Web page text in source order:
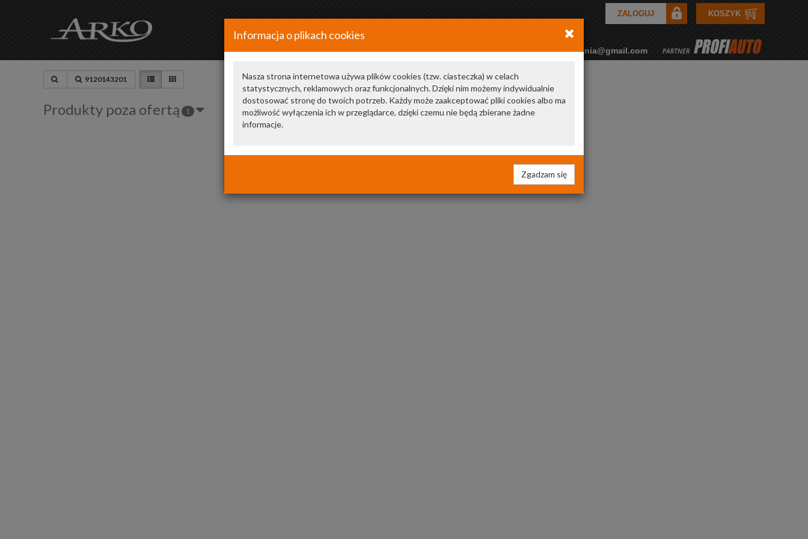
KOSZYK
ZALOGUJ
+48 34 366 20 20 arkozamowienia@gmail.com
Informacja o plikach cookies
Nasza strona internetowa używa plików cookies (tzw. ciasteczka) w celach
statystycznych, reklamowych oraz funkcjonalnych. Dzięki nim możemy indywidualnie
dostosować stronę do twoich potrzeb. Każdy może zaakceptować pliki cookies albo ma
możliwość wyłączenia ich w przeglądarce, dzięki czemu nie będą zbierane żadne
informacje.
Zgadzam się
9120143201
Produkty poza ofertą 1